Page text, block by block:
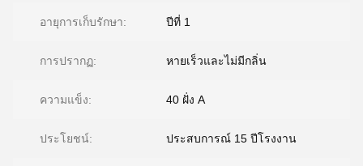
อายุการเก็บรักษา: ปีที่ 1
การปรากฏ: หายเร็วและไม่มีกลิ่น
ความแข็ง: 40 ฝั่ง A
ประโยชน์: ประสบการณ์ 15 ปีโรงงาน